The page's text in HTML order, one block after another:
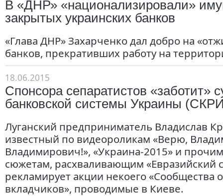
В «ДНР» «национализировали»
закрытых украинских банков
«Глава ДНР» Захарченко дал добро на
банков, прекративших работу на
18.06.2015
Спонсора сепаратистов «заботит»
банковской системы Украины
Луганский предприниматель Владислав
известный по видеороликам «Верю,
Владимирович!», «Украина-2015» и
сюжетам, расхваливающим «Евразийский
рекламирует акции некоего «Сообщества
вкладчиков», проводимые в Киеве.